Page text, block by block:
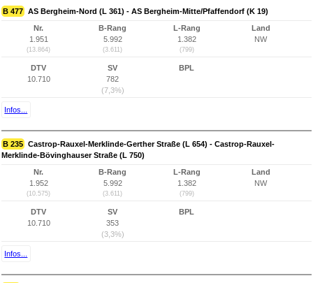
B 477 AS Bergheim-Nord (L 361) - AS Bergheim-Mitte/Pfaffendorf (K 19)
Nr.
1.951
(13.864)
B-Rang
5.992
(3.611)
L-Rang
1.382
(799)
Land
NW
DTV
10.710
SV
782
(7,3%)
BPL
Infos...
B 235 Castrop-Rauxel-Merklinde-Gerther Straße (L 654) - Castrop-Rauxel-
Merklinde-Bövinghauser Straße (L 750)
Nr.
1.952
(10.575)
B-Rang
5.992
(3.611)
L-Rang
1.382
(799)
Land
NW
DTV
10.710
SV
353
(3,3%)
BPL
Infos...